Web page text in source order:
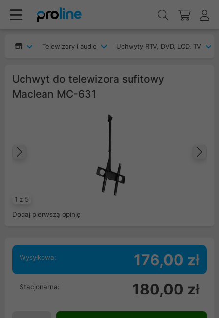
Telewizory i audio Uchwyty RTV, DVD, LCD, TV
Uchwyt do telewizora sufitowy
Maclean MC-631
1 z 5
Dodaj pierwszą opinię
Wysyłkowa: 176,00 zł
Stacjonarna: 180,00 zł